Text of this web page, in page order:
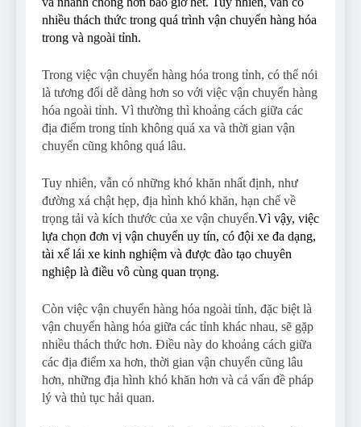
nhiều thách thức trong quá trình vận chuyển hàng hóa
trong và ngoài tỉnh.
Trong việc vận chuyển hàng hóa trong tỉnh, có thể nói
là tương đối dễ dàng hơn so với việc vận chuyển hàng
hóa ngoài tỉnh. Vì thường thì khoảng cách giữa các
địa điểm trong tỉnh không quá xa và thời gian vận
chuyển cũng không quá lâu.
Tuy nhiên, vẫn có những khó khăn nhất định, như
đường xá chật hẹp, địa hình khó khăn, hạn chế về
trọng tải và kích thước của xe vận chuyển.Vì vậy, việc
lựa chọn đơn vị vận chuyển uy tín, có đội xe đa dạng,
tài xế lái xe kinh nghiệm và được đào tạo chuyên
nghiệp là điều vô cùng quan trọng.
Còn việc vận chuyển hàng hóa ngoài tỉnh, đặc biệt là
vận chuyển hàng hóa giữa các tỉnh khác nhau, sẽ gặp
nhiều thách thức hơn. Điều này do khoảng cách giữa
các địa điểm xa hơn, thời gian vận chuyển cũng lâu
hơn, những địa hình khó khăn hơn và cả vấn đề pháp
lý và thủ tục hải quan.